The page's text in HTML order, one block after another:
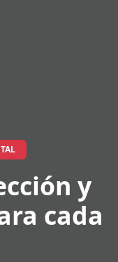
y
cada